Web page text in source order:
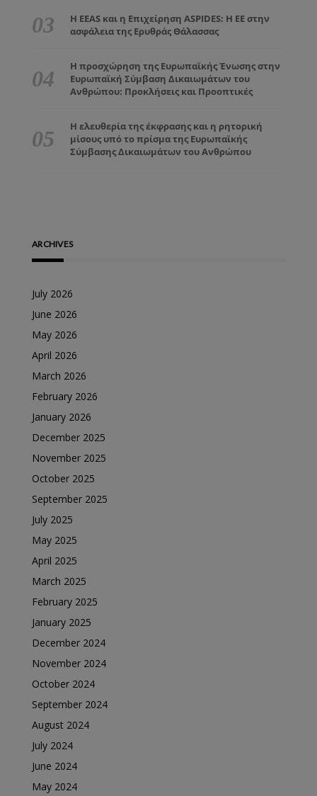
Η EEAS και η Επιχείρηση ASPIDES: Η ΕΕ στην
ασφάλεια της Ερυθράς Θάλασσας
Η προσχώρηση της Ευρωπαϊκής Ένωσης στην
Ευρωπαϊκή Σύμβαση Δικαιωμάτων του
Ανθρώπου: Προκλήσεις και Προοπτικές
Η ελευθερία της έκφρασης και η ρητορική
μίσους υπό το πρίσμα της Ευρωπαϊκής
Σύμβασης Δικαιωμάτων του Ανθρώπου
ARCHIVES
July 2026
June 2026
May 2026
April 2026
March 2026
February 2026
January 2026
December 2025
November 2025
October 2025
September 2025
July 2025
May 2025
April 2025
March 2025
February 2025
January 2025
December 2024
November 2024
October 2024
September 2024
August 2024
July 2024
June 2024
May 2024